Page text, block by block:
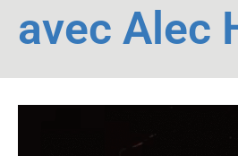
avec Alec